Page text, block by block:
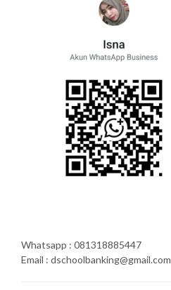
Whatsapp : 081318885447
Email : dschoolbanking@gmail.com